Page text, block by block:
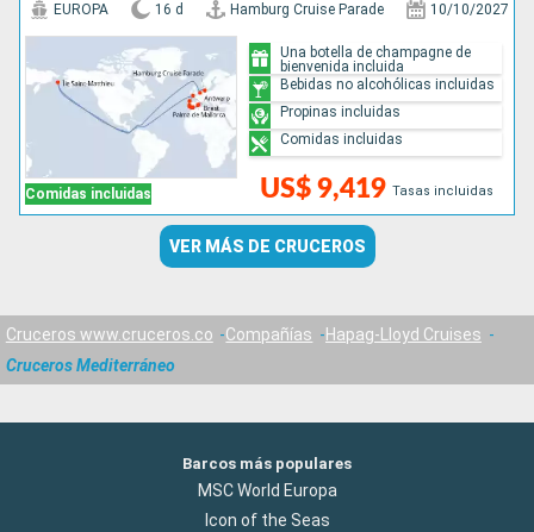
Comidas incluidas
EUROPA 16 d Hamburg Cruise Parade 10/10/2027
US$ 9,419 Tasas incluidas
Una botella de champagne de
bienvenida incluida
Bebidas no alcohólicas incluidas
Propinas incluidas
Comidas incluidas
VER MÁS DE CRUCEROS
Cruceros www.cruceros.co Compañías
Hapag-Lloyd Cruises
Cruceros Mediterráneo
Barcos más populares
MSC World Europa
Icon of the Seas